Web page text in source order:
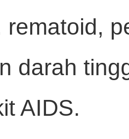
rematoid,
darah
AIDS.